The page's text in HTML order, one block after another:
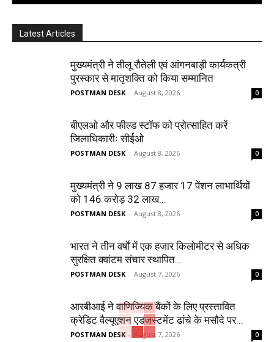
Latest Articles
मुख्यमंत्री ने तीलू रौतेली एवं आंगनबाड़ी कार्यकत्री
पुरस्कार से मातृशक्ति को किया सम्मानित
POSTMAN DESK - August 8, 2026 0
बीएलओ और फील्ड स्टॉफ को प्रोत्साहित करें
जिलाधिकारीः सीईओ
POSTMAN DESK - August 8, 2026 0
मुख्यमंत्री ने 9 लाख 87 हजार 17 पेंशन लाभार्थियों
को 146 करोड़ 32 लाख...
POSTMAN DESK - August 8, 2026 0
भारत ने तीन वर्षों में एक हजार किलोमीटर से अधिक
सुरक्षित क्वांटम संचार स्थापित...
POSTMAN DESK - August 7, 2026 0
आरबीआई ने वाणिज्यिक बैंकों के लिए प्रस्तावित
क्रेडिट वैल्यूएशन एडजस्टमेंट ढांचे के मसौदे पर...
POSTMAN DESK - August 7, 2026 0